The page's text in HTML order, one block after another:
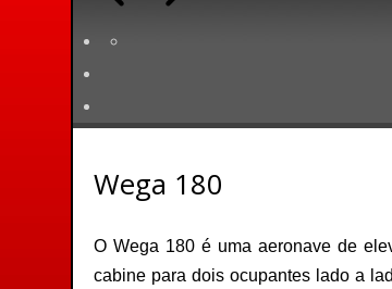
Wega 180
O Wega 180 é uma aeronave de
cabine para dois ocupantes lado a